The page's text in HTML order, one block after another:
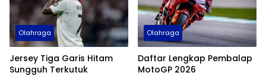
Olahraga
Jersey Tiga Garis Hitam
Sungguh Terkutuk
Olahraga
Daftar Lengkap Pembalap
MotoGP 2026